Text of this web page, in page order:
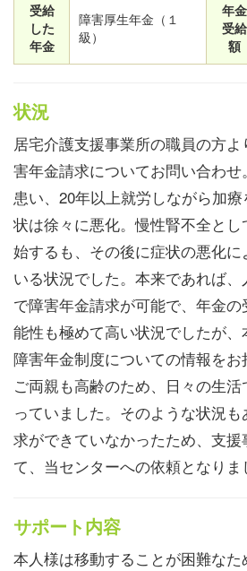
受給
した
年金
障害厚生年金（１
級）
年金
受給
額
状況
居宅介護支援事業所の職員の方
害年金請求についてお問い合わ
患い、20年以上就労しながら加
状は徐々に悪化。慢性腎不全と
始するも、その後に症状の悪化
いる状況でした。本来であれば
で障害年金請求が可能で、年金
能性も極めて高い状況でしたが
障害年金制度についての情報を
ご両親も高齢のため、日々の生
っていました。そのような状況
求ができていなかったため、支
て、当センターへの依頼となりま
サポート内容
本人様は移動することが困難な